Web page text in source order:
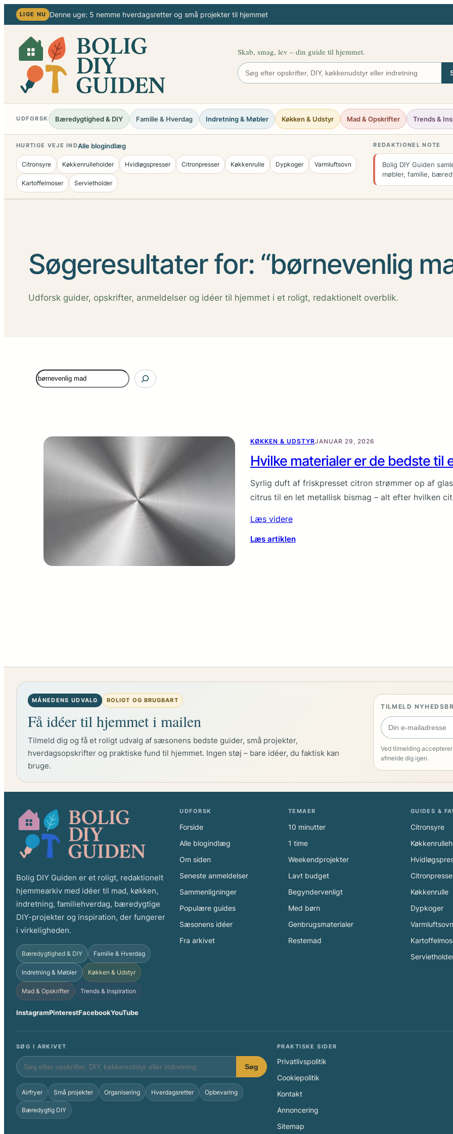
Spring
til
indhold
LIGE NU Denne uge: 5 nemme hverdagsretter og små projekter til hjemmet
Skab, smag, lev – din guide til hjemmet.
UDFORSK Bæredygtighed & DIY Familie & Hverdag Indretning & Møbler Køkken & Udstyr Mad & Opskrifter Trends &
HURTIGE VEJE INDAlle blogindlæg
Citronsyre Køkkenrulleholder Hvidløgspresser Citronpresser Køkkenrulle Dypkoger Varmluftsovn
Kartoffelmoser Servietholder
REDAKTIONEL NOTE
Bolig DIY Guiden
møbler, familie,
Søgeresultater for: “børnevenlig
Udforsk guider, opskrifter, anmeldelser og idéer til hjemmet i et roligt, redaktionelt overblik.
Søg
KØKKEN & UDSTYRJANUAR 29, 2026
Hvilke materialer er de bedste til
Syrlig duft af friskpresset citron strømmer op af
citrus til en let metallisk bismag – alt efter hvilken
Læs videre
Læs artiklen:
i
e
r
e
b
s
t
i
l
c
i
s
e
r
MÅNEDENS UDVALG ROLIGT OG BRUGBART
Få idéer til hjemmet i mailen
Tilmeld dig og få et roligt udvalg af sæsonens bedste guider, små projekter,
hverdagsopskrifter og praktiske fund til hjemmet. Ingen støj – bare idéer, du faktisk kan
bruge.
TILMELD
Ved tilmelding
afmelde dig igen.
Bolig DIY Guiden er et roligt, redaktionelt
hjemmearkiv med idéer til mad, køkken,
indretning, familiehverdag, bæredygtige
DIY-projekter og inspiration, der fungerer
i virkeligheden.
Bæredygtighed & DIY Familie & Hverdag
Indretning & Møbler Køkken & Udstyr
Mad & Opskrifter Trends & Inspiration
InstagramPinterestFacebookYouTube
UDFORSK
Forside
Alle blogindlæg
Om siden
Seneste anmeldelser
Sammenligninger
Populære guides
Sæsonens idéer
Fra arkivet
TEMAER
10 minutter
1 time
Weekendprojekter
Lavt budget
Begyndervenligt
Med børn
Genbrugsmaterialer
Restemad
GUIDES &
Citronsyre
Køkkenrulle
Dypkoger
Varmluftsovn
SØG I ARKIVET
Søg
Airfryer Små projekter Organisering Hverdagsretter Opbevaring
Bæredygtig DIY
PRAKTISKE SIDER
Privatlivspolitik
Cookiepolitik
Kontakt
Annoncering
Sitemap